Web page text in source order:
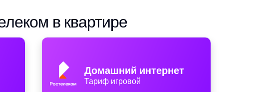
в квартире
Домашний интернет
Тариф игровой